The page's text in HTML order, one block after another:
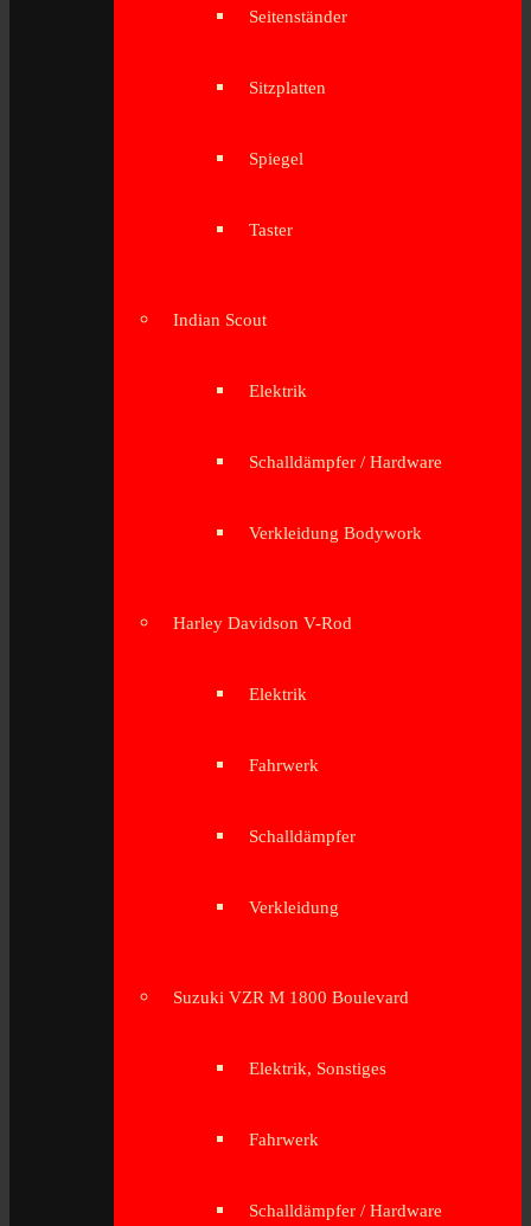
Seitenständer
Sitzplatten
Spiegel
Taster
Indian Scout
Elektrik
Schalldämpfer / Hardware
Verkleidung Bodywork
Harley Davidson V-Rod
Elektrik
Fahrwerk
Schalldämpfer
Verkleidung
Suzuki VZR M 1800 Boulevard
Elektrik, Sonstiges
Fahrwerk
Schalldämpfer / Hardware